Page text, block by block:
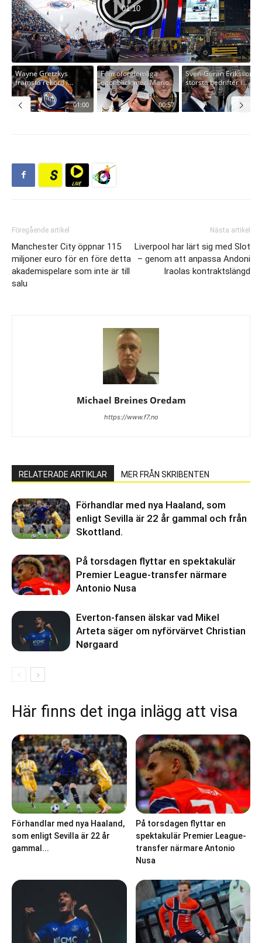
Föregående artikel
Manchester City öppnar 115
miljoner euro för en före detta
akademispelare som inte är till
salu
Nästa artikel
Liverpool har lärt sig med Slot
– genom att anpassa Andoni
Iraolas kontraktslängd
Michael Breines Oredam
https://www.f7.no
RELATERADE ARTIKLAR MER FRÅN SKRIBENTEN
Förhandlar med nya Haaland, som
enligt Sevilla är 22 år gammal och från
Skottland.
På torsdagen flyttar en spektakulär
Premier League-transfer närmare
Antonio Nusa
Everton-fansen älskar vad Mikel
Arteta säger om nyförvärvet Christian
Nørgaard
Här finns det inga inlägg att visa
Förhandlar med nya Haaland,
som enligt Sevilla är 22 år
gammal...
På torsdagen flyttar en
spektakulär Premier League-
transfer närmare Antonio
Nusa